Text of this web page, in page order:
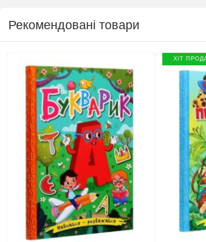
Рекомендовані товари
ХІТ